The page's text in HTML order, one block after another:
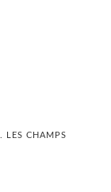
LES CHAMPS